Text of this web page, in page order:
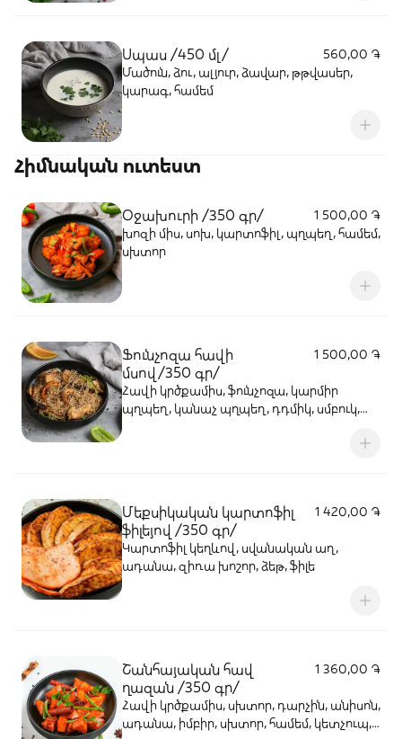
Սպաս /450 մլ/
560,00 ֏
Մածուն, ձու, ալյուր, ձավար, թթվասեր,
կարագ, համեմ
Հիմնական ուտեստ
Օջախուրի /350 գր/
1 500,00 ֏
խոզի միս, սոխ, կարտոֆիլ, պղպեղ, համեմ,
սխտոր
Ֆունչոզա հավի
մսով/350 գր/
1 500,00 ֏
Հավի կրծքամիս, ֆունչոզա, կարմիր
պղպեղ, կանաչ պղպեղ, դդմիկ, սմբուկ,
Մեքսիկական կարտոֆիլ
ֆիլեյով /350 գր/
1 420,00 ֏
Կարտոֆիլ կեղևով, սվանական աղ,
ադանա, զիռա խոշոր, ձեթ, ֆիլե
Շանհայական հավ
ղազան /350 գր/
1 360,00 ֏
Հավի կրծքամիս, սխտոր, դարչին, անիսոն,
ադանա, իմբիր, սխտոր, համեմ, կետչուպ,